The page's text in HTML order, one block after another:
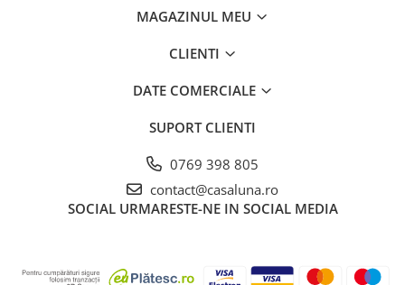
MAGAZINUL MEU
CLIENTI
DATE COMERCIALE
SUPORT CLIENTI
0769 398 805
contact@casaluna.ro
SOCIAL URMARESTE-NE IN SOCIAL MEDIA